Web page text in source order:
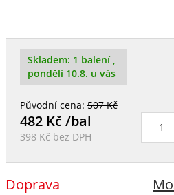
Skladem: 1 balení ,
pondělí 10.8. u vás
Původní cena:507 Kč
482Kč /bal
398 Kč bez DPH
Doprava